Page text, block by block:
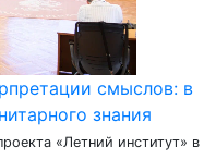
смыслов: в
знания
«Летний институт» в